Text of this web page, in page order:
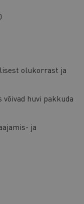
olukorrast ja
huvi pakkuda
ja